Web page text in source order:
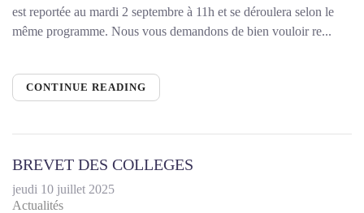
est reportée au mardi 2 septembre à 11h et se déroulera selon le
même programme. Nous vous demandons de bien vouloir re...
CONTINUE READING
BREVET DES COLLEGES
jeudi 10 juillet 2025
Actualités